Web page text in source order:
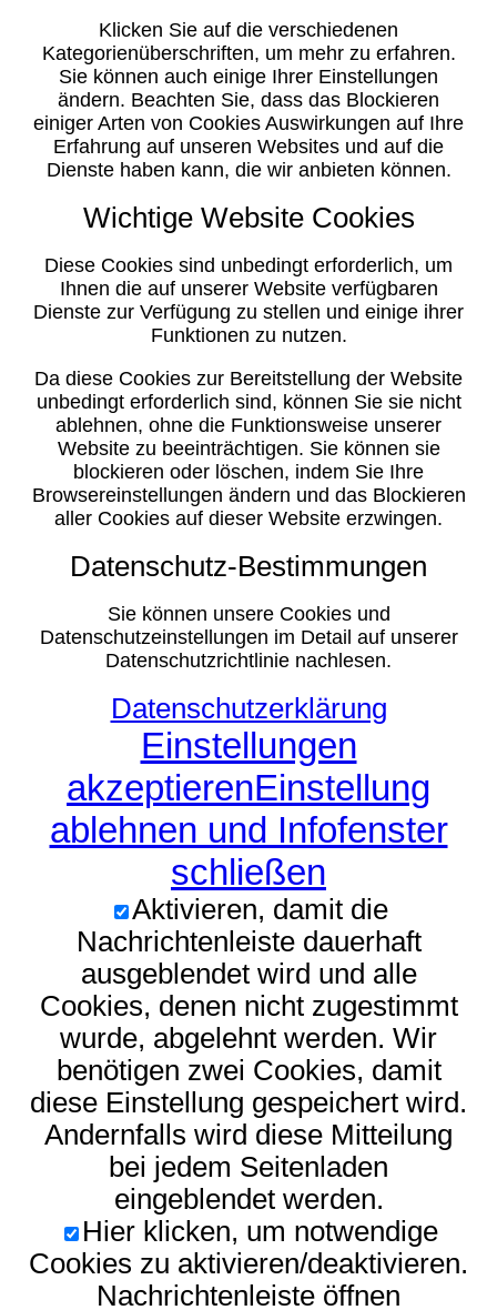
Klicken Sie auf die verschiedenen
Kategorienüberschriften, um mehr zu erfahren.
Sie können auch einige Ihrer Einstellungen
ändern. Beachten Sie, dass das Blockieren
einiger Arten von Cookies Auswirkungen auf Ihre
Erfahrung auf unseren Websites und auf die
Dienste haben kann, die wir anbieten können.
Wichtige Website Cookies
Diese Cookies sind unbedingt erforderlich, um
Ihnen die auf unserer Website verfügbaren
Dienste zur Verfügung zu stellen und einige ihrer
Funktionen zu nutzen.
Da diese Cookies zur Bereitstellung der Website
unbedingt erforderlich sind, können Sie sie nicht
ablehnen, ohne die Funktionsweise unserer
Website zu beeinträchtigen. Sie können sie
blockieren oder löschen, indem Sie Ihre
Browsereinstellungen ändern und das Blockieren
aller Cookies auf dieser Website erzwingen.
Datenschutz-Bestimmungen
Sie können unsere Cookies und
Datenschutzeinstellungen im Detail auf unserer
Datenschutzrichtlinie nachlesen.
Datenschutzerklärung
Einstellungen
akzeptierenEinstellung
ablehnen und Infofenster
schließen
Aktivieren, damit die
Nachrichtenleiste dauerhaft
ausgeblendet wird und alle
Cookies, denen nicht zugestimmt
wurde, abgelehnt werden. Wir
benötigen zwei Cookies, damit
diese Einstellung gespeichert wird.
Andernfalls wird diese Mitteilung
bei jedem Seitenladen
eingeblendet werden.
Hier klicken, um notwendige
Cookies zu aktivieren/deaktivieren.
Nachrichtenleiste öffnen